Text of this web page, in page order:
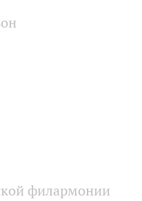
филармонии